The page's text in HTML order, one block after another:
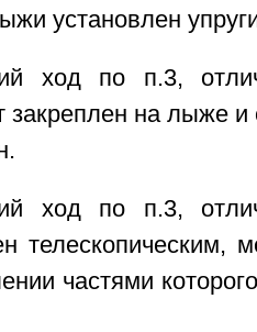
установлен
ход по п.3,
закреплен на лыже
ход по п.3,
телескопическим,
частями